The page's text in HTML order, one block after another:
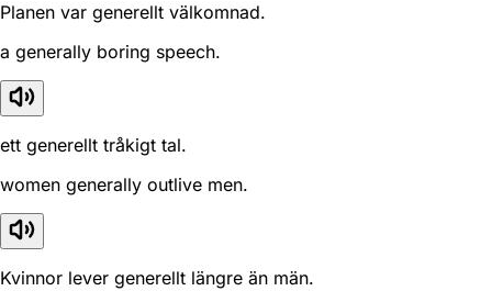
Planen var generellt välkomnad.
a generally boring speech.
ett generellt tråkigt tal.
women generally outlive men.
Kvinnor lever generellt längre än män.